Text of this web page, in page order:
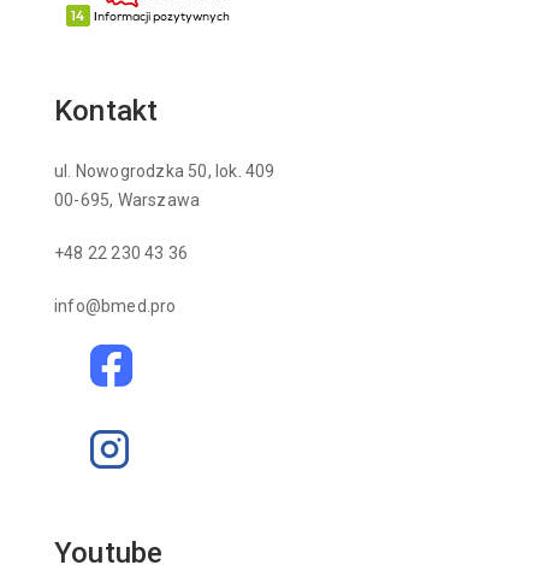
Kontakt
ul. Nowogrodzka 50, lok. 409
00-695, Warszawa
+48 22 230 43 36
info@bmed.pro
Youtube